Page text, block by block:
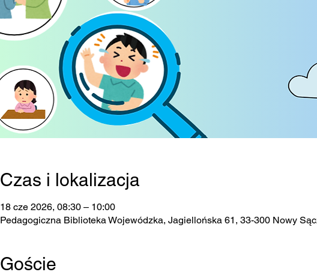
Czas i lokalizacja
18 cze 2026, 08:30 – 10:00
Pedagogiczna Biblioteka Wojewódzka, Jagiellońska 61, 33-300 Nowy
Goście